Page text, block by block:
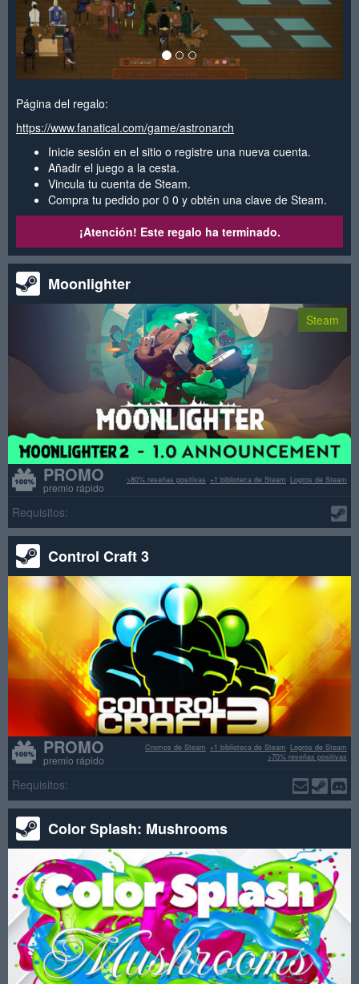
Página del regalo:
https://www.fanatical.com/game/astronarch
Inicie sesión en el sitio o registre una nueva cuenta.
Añadir el juego a la cesta.
Vincula tu cuenta de Steam.
Compra tu pedido por 0 0 y obtén una clave de Steam.
¡Atención! Este regalo ha terminado.
Moonlighter
Steam
PROMO
premio rápido
Logros de Steam
+1 biblioteca de Steam
>80% reseñas positivas
Requisitos:
Control Craft 3
PROMO
premio rápido
Logros de Steam
+1 biblioteca de Steam
Cromos de Steam
>70% reseñas positivas
Requisitos:
Color Splash: Mushrooms